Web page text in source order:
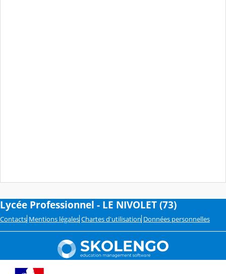
Lycée Professionnel - LE NIVOLET (73)
Contacts Mentions légales Chartes d'utilisation Données personnelles